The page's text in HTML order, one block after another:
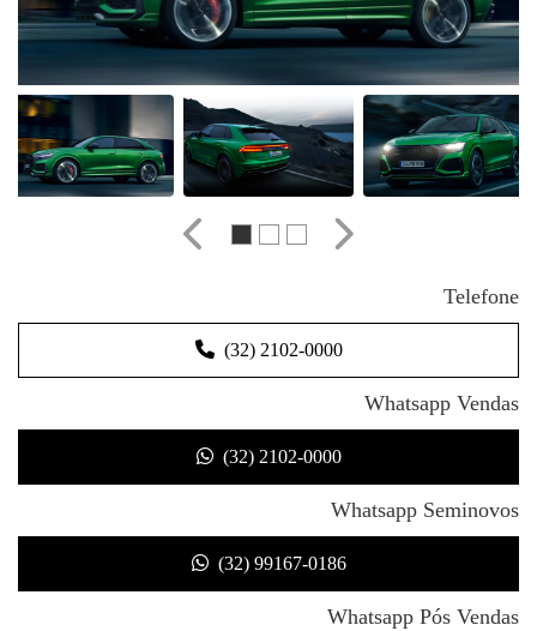
Anterior Próximo
Telefone
(32) 2102-0000
Whatsapp Vendas
(32) 2102-0000
Whatsapp Seminovos
(32) 99167-0186
Whatsapp Pós Vendas